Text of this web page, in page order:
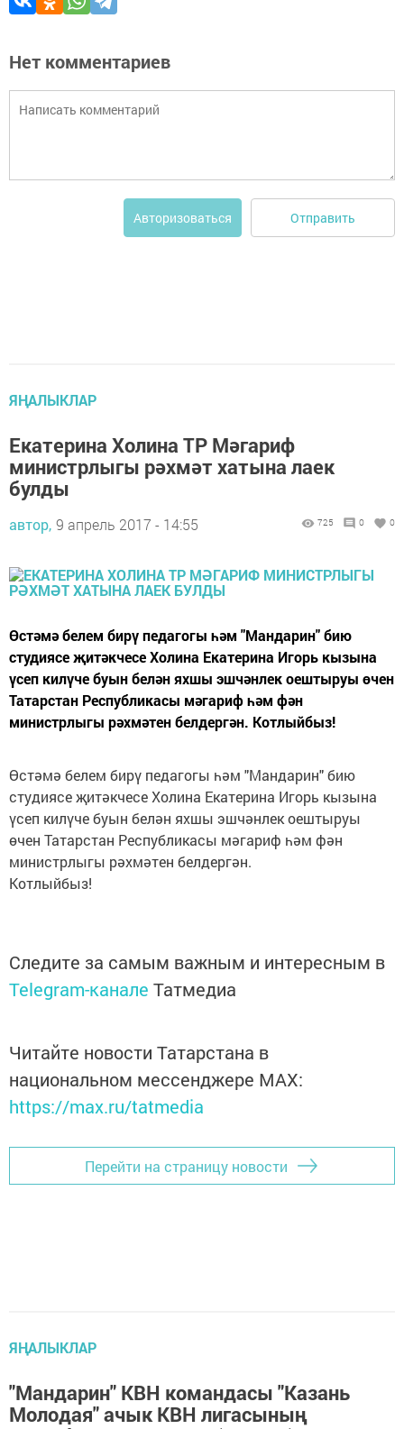
Нет комментариев
Авторизоваться Отправить
ЯҢАЛЫКЛАР
Екатерина Холина ТР Мәгариф
министрлыгы рәхмәт хатына лаек
булды
автор, 9 апрель 2017 - 14:55 725 0 0
Өстәмә белем бирү педагогы һәм "Мандарин" бию
студиясе җитәкчесе Холина Екатерина Игорь кызына
үсеп килүче буын белән яхшы эшчәнлек оештыруы өчен
Татарстан Республикасы мәгариф һәм фән
министрлыгы рәхмәтен белдергән. Котлыйбыз!
Өстәмә белем бирү педагогы һәм "Мандарин" бию
студиясе җитәкчесе Холина Екатерина Игорь кызына
үсеп килүче буын белән яхшы эшчәнлек оештыруы
өчен Татарстан Республикасы мәгариф һәм фән
министрлыгы рәхмәтен белдергән.
Котлыйбыз!
Следите за самым важным и интересным в
Telegram-канале Татмедиа
Читайте новости Татарстана в
национальном мессенджере MАХ:
https://max.ru/tatmedia
Перейти на страницу новости
ЯҢАЛЫКЛАР
"Мандарин" КВН командасы "Казань
Молодая" ачык КВН лигасының